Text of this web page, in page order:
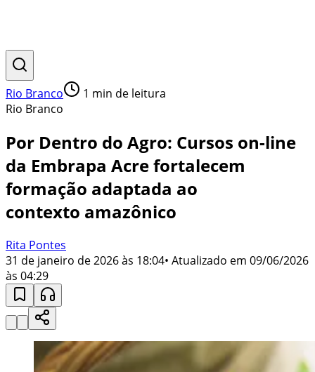
Rio Branco 1 min de leitura
Rio Branco
Por Dentro do Agro: Cursos on-line
da Embrapa Acre fortalecem
formação adaptada ao
contexto amazônico
Rita Pontes
31 de janeiro de 2026 às 18:04• Atualizado em 09/06/2026
às 04:29